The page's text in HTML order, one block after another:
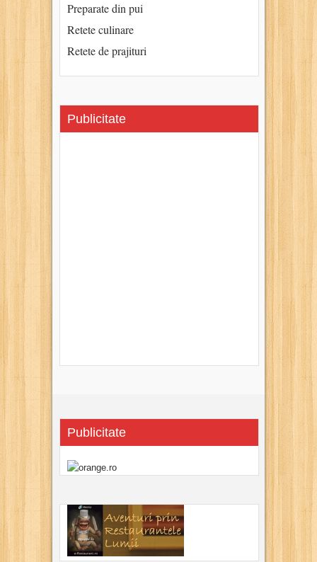
Preparate din pui
Retete culinare
Retete de prajituri
Publicitate
Publicitate